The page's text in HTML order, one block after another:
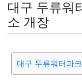
보건 질병 가요
증권 인테리어
대구 두류워
소 개장
대구 두류워터파